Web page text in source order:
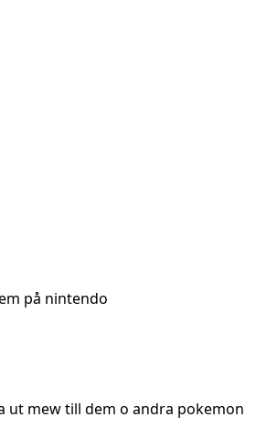
på nintendo
ut mew till dem o andra pokemon